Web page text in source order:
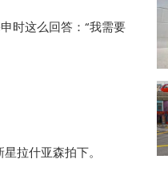
时这么回答：“我需要
拉什亚森拍下。